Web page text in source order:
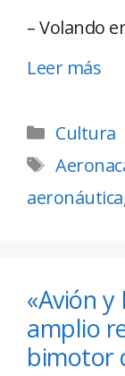
– Volando
Leer más
Cultura
aeronáutica
«Avión
amplio
bimotor